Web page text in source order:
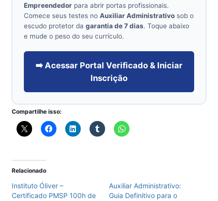
Empreendedor para abrir portas profissionais.
Comece seus testes no Auxiliar Administrativo sob o
escudo protetor da garantia de 7 dias. Toque abaixo
e mude o peso do seu currículo.
➡️ Acessar Portal Verificado & Iniciar
Inscrição
Compartilhe isso:
Relacionado
Instituto Óliver –
Certificado PMSP 100h de
Auxiliar Administrativo:
Guia Definitivo para o